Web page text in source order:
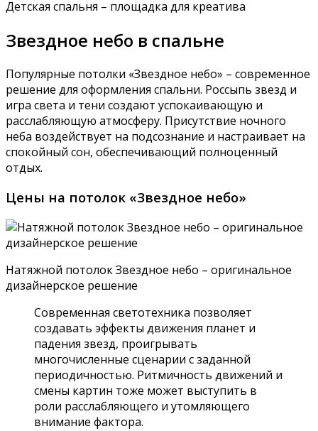
Детская спальня – площадка для креатива
Звездное небо в спальне
Популярные потолки «Звездное небо» – современное
решение для оформления спальни. Россыпь звезд и
игра света и тени создают успокаивающую и
расслабляющую атмосферу. Присутствие ночного
неба воздействует на подсознание и настраивает на
спокойный сон, обеспечивающий полноценный
отдых.
Цены на потолок «Звездное небо»
Натяжной потолок Звездное небо – оригинальное
дизайнерское решение
Современная светотехника позволяет
создавать эффекты движения планет и
падения звезд, проигрывать
многочисленные сценарии с заданной
периодичностью. Ритмичность движений и
смены картин тоже может выступить в
роли расслабляющего и утомляющего
внимание фактора.